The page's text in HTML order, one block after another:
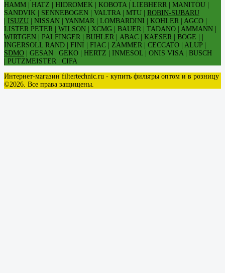
HAMM | HATZ | HIDROMEK | KOBOTA | LIEBHERR | MANITOU |
SANDVIK | SENNEBOGEN | VALTRA | MTU | ROBIN-SUBARU
ISUZU | NISSAN | YANMAR | LOMBARDINI | KOHLER | AGCO |
LISTER PETER | WILSON | XCMG | BAUER | TADANO | AMMANN |
WIRTGEN | PALFINGER | BUHLER | ABAC | KAESER | BOGE | |
INGERSOLL RAND | FINI | FIAC | ZAMMER | CECCATO | ALUP |
SDMO | GESAN | GEKO | HERTZ | INMESOL | ONIS VISA | BUSCH
| PUTZMEISTER | CIFA
Интернет-магазин filtertechnic.ru - купить фильтры оптом и в розницу
©2026. Все права защищены.